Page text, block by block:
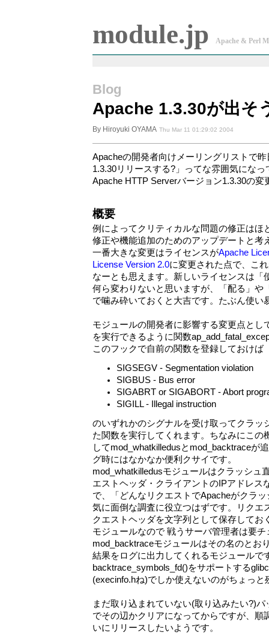
module.jp Apache & Perl
Blog
Apache 1.3.30が出そ
By Hiroyuki OYAMA Thu Mar 11 01:29:02 2004
Apacheの開発者向けメーリングリストで
1.3.30リリースする?」ってな雰囲気にな
Apache HTTP Serverバージョン1.3.30の変
概要
例によってクリティカルな問題の修正はほ
修正や機能追加のためのアップデートと考
一番大きな変更はライセンスがApache
License Version 2.0に変更された点で、こ
なーとも思えます。新しいライセンスは「
何ら変わりないと思いますが、「配る」や
で噛み砕いておくと大吉です。たぶん使い
モジュールの開発者に影響する変更点とし
を実行できるように関数
このフックで自前の関数を登録しておけば
SIGSEGV - Segmentation violation
SIGBUS - Bus error
SIGABRT or SIGABORT - Abort
SIGILL - Illegal instruction
のいずれかのシグナルを受け取ってクラッ
た関数を実行してくれます。ちなみにこの
してmod_whatkilledusとmod_backtraceが
グ時にはなかなか便利クサイです。
mod_whatkilledusモジュールはクラッシュ
エストヘッダ・クライアントのIPアドレス
で、「どんなリクエストでApacheがクラ
気に面倒な調査に役立つはずです。リクエ
クエストヘッダを文字列として保存してお
モジュールなので 戦うサーバ管理者は要
mod_backtraceモジュールはその名のとお
結果をログに出力してくれるモジュールで
backtrace_symbols_fd()をサポートする
(execinfo.hね)でしか使えないのがちょっと
まだ取り込まれていない(取り込みたい?)
でその辺かクリアになってからですが、順
いにリリースしたいようです。